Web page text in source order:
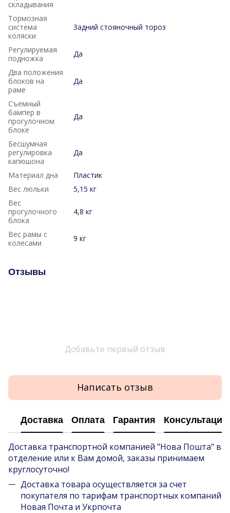
складывания
Тормозная
система
коляски
Задний стояночный тороз
Регулируемая
подножка
Да
Два положения
блоков на
раме
Да
Съемный
бампер в
прогулочном
блоке
Да
Бесшумная
регулировка
капюшона
Да
Материал дна
Пластик
Вес люльки
5,15 кг
Вес
прогулочного
блока
4,8 кг
Вес рамы с
колесами
9 кг
Отзывы
Добавьте первый отзыв
Написать отзыв
Доставка Оплата Гарантия Консультация
Доставка транспортной компанией "Нова Пошта" в
отделение или к Вам домой, заказы принимаем
круглосуточно!
Доставка товара осуществляется за счет
покупателя по тарифам транспортных компаний
Новая Почта и Укрпочта